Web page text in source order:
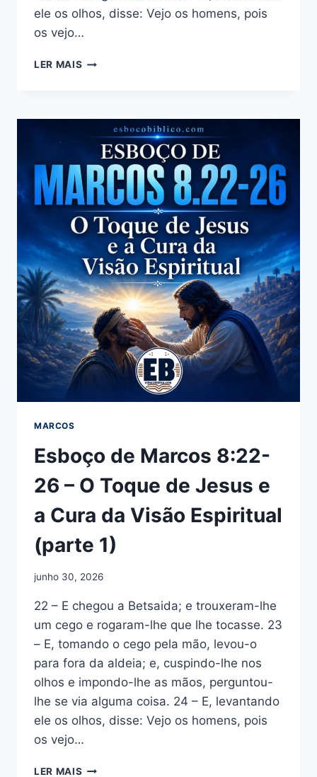
ele os olhos, disse: Vejo os homens, pois
os vejo…
LER MAIS ESBOÇO
26
VISÃO
HUMANA
E
A
NECESSIDADE
DA
CRUZ
(PARTE
2)
MARCOS
Esboço de Marcos 8:22-
26 – O Toque de Jesus e
a Cura da Visão Espiritual
(parte 1)
junho 30, 2026
22 – E chegou a Betsaida; e trouxeram-lhe
um cego e rogaram-lhe que lhe tocasse. 23
– E, tomando o cego pela mão, levou-o
para fora da aldeia; e, cuspindo-lhe nos
olhos e impondo-lhe as mãos, perguntou-
lhe se via alguma coisa. 24 – E, levantando
ele os olhos, disse: Vejo os homens, pois
os vejo…
LER MAIS ESBOÇO